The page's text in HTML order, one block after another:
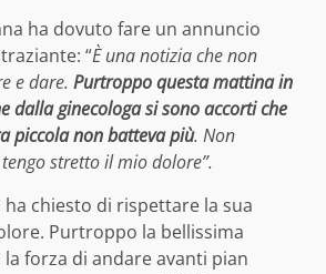
ha dovuto fare un annuncio
“È una notizia che non
e dare. Purtroppo questa mattina in
dalla ginecologa si sono accorti che
piccola non batteva più. Non
stretto il mio dolore”.
chiesto di rispettare la sua
Purtroppo la bellissima
forza di andare avanti pian